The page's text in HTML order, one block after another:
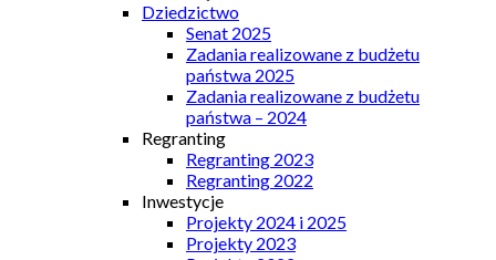
Dziedzictwo
Senat 2025
Zadania realizowane z budżetu
państwa 2025
Zadania realizowane z budżetu
państwa – 2024
Regranting
Regranting 2023
Regranting 2022
Inwestycje
Projekty 2024 i 2025
Projekty 2023